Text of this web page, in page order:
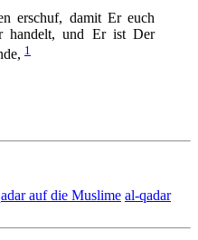
erschuf, damit Er euch
handelt, und Er ist Der
1
auf die Muslime al-qadar